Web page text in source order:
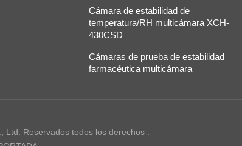
Cámara de estabilidad de
temperatura/RH multicámara XCH-
430CSD
Cámaras de prueba de estabilidad
farmacéutica multicámara
Reservados todos los derechos .